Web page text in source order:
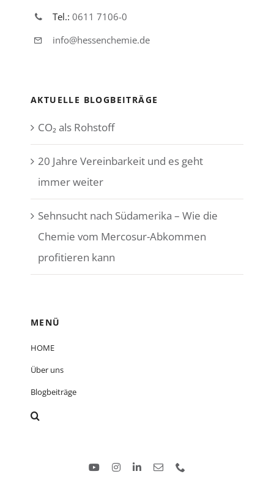
Tel.: 0611 7106-0
info@hessenchemie.de
AKTUELLE BLOGBEITRÄGE
CO₂ als Rohstoff
20 Jahre Vereinbarkeit und es geht
immer weiter
Sehnsucht nach Südamerika – Wie die
Chemie vom Mercosur-Abkommen
profitieren kann
MENÜ
HOME
Über uns
Blogbeiträge